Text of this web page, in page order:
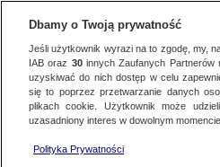
Dbamy o Twoją prywatność
Jeśli użytkownik wyrazi na to zgodę, my,
IAB oraz 30innych Zaufanych Partnerów
uzyskiwać do nich dostęp w celu
się to poprzez przetwarzanie danych
plikach cookie. Użytkownik może
uzasadniony interes w dowolnym
Polityka Prywatności